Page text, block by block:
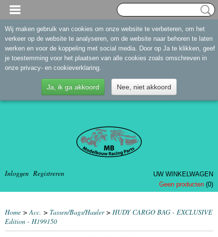
Inloggen Registreren
UW WINKELWAGEN
Geen producten (0)
Home >Acc. > Tassen/Bags/Hauler> HUDY CARGO BAG - EXCLUSIVE
Edition - H199150
Wij maken gebruik van cookies om onze website te verbeteren, om het
verkeer op de website te analyseren, om de website naar behoren te laten
werken en voor de koppeling met social media. Door op Ja te klikken, geef
je toestemming voor het plaatsen van alle cookies zoals omschreven in
onze privacy- en cookieverklaring.
Ja, ik ga akkoord Nee, niet akkoord